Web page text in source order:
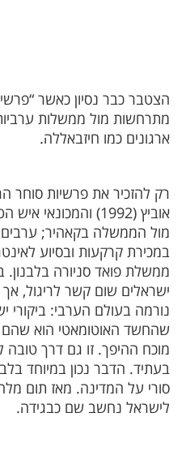
הצטבר כבר נסיון כאשר
מתרחשות מול ממשלות
ארגונים כמו חיזבאללה.
רק להזכיר את פרשיות סוחר
מול הממשלה בקאהיר;
במכירת קרקעות ובסיוע
ממשלת פואד סניורה
ישראלים שום קשר לריגול,
נורמה בעולם הערבי: ביקורי
שהחשד האוטומאטי הוא שהם
מוכח ההיפך. זו גם דרך
בעתיד. הדבר נכון במיוחד
סורי על המדינה. מאז תום
לישראל נחשב שם כבגידה.